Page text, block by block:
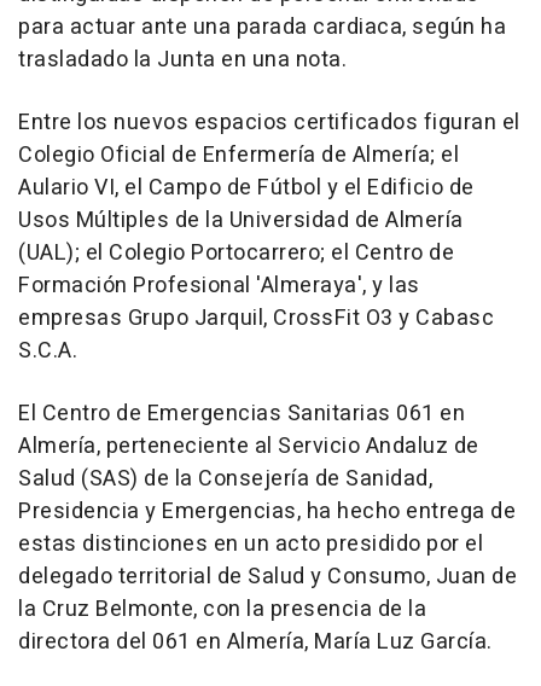
para actuar ante una parada cardiaca, según ha
trasladado la Junta en una nota.
Entre los nuevos espacios certificados figuran el
Colegio Oficial de Enfermería de Almería; el
Aulario VI, el Campo de Fútbol y el Edificio de
Usos Múltiples de la Universidad de Almería
(UAL); el Colegio Portocarrero; el Centro de
Formación Profesional 'Almeraya', y las
empresas Grupo Jarquil, CrossFit O3 y Cabasc
S.C.A.
El Centro de Emergencias Sanitarias 061 en
Almería, perteneciente al Servicio Andaluz de
Salud (SAS) de la Consejería de Sanidad,
Presidencia y Emergencias, ha hecho entrega de
estas distinciones en un acto presidido por el
delegado territorial de Salud y Consumo, Juan de
la Cruz Belmonte, con la presencia de la
directora del 061 en Almería, María Luz García.